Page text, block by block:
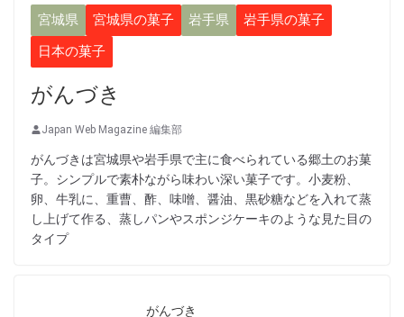
宮城県 宮城県の菓子 岩手県
岩手県の菓子
日本の菓子
がんづき
Japan Web Magazine 編集部
がんづきは宮城県や岩手県で主に食べられている郷土のお菓
子。シンプルで素朴ながら味わい深い菓子です。小麦粉、
卵、牛乳に、重曹、酢、味噌、醤油、黒砂糖などを入れて蒸
し上げて作る、蒸しパンやスポンジケーキのような見た目の
タイプ
がんづき